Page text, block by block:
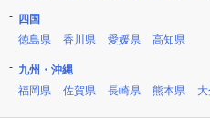
四国
徳島県
香川県 愛媛県 高知県
九州・沖縄
福岡県
佐賀県 長崎県 熊本県